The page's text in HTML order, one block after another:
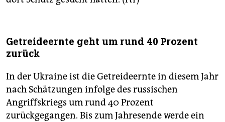
Getreideernte geht um rund 40 Prozent
zurück
In der Ukraine ist die Getreideernte in diesem Jahr
nach Schätzungen infolge des russischen
Angriffskriegs um rund 40 Prozent
zurückgegangen. Bis zum Jahresende werde ein